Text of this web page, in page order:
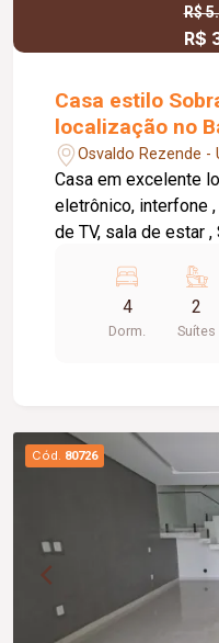
R$
R$
Casa estilo
localização no
Osvaldo Rezende -
Casa em excelente
eletrônico, interfone ,
de TV, sala de estar ,
escritório, cozinha
Dispensa, Banheiro de
coberta com
Banheiro social com
Varanda com área de
Porcenalato e
4
Dorm.
2
Suítes
Cód. 80726